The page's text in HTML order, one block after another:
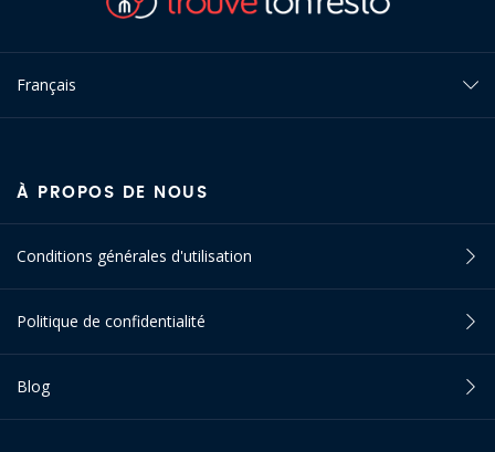
Français
À PROPOS DE NOUS
Conditions générales d'utilisation
Politique de confidentialité
Blog